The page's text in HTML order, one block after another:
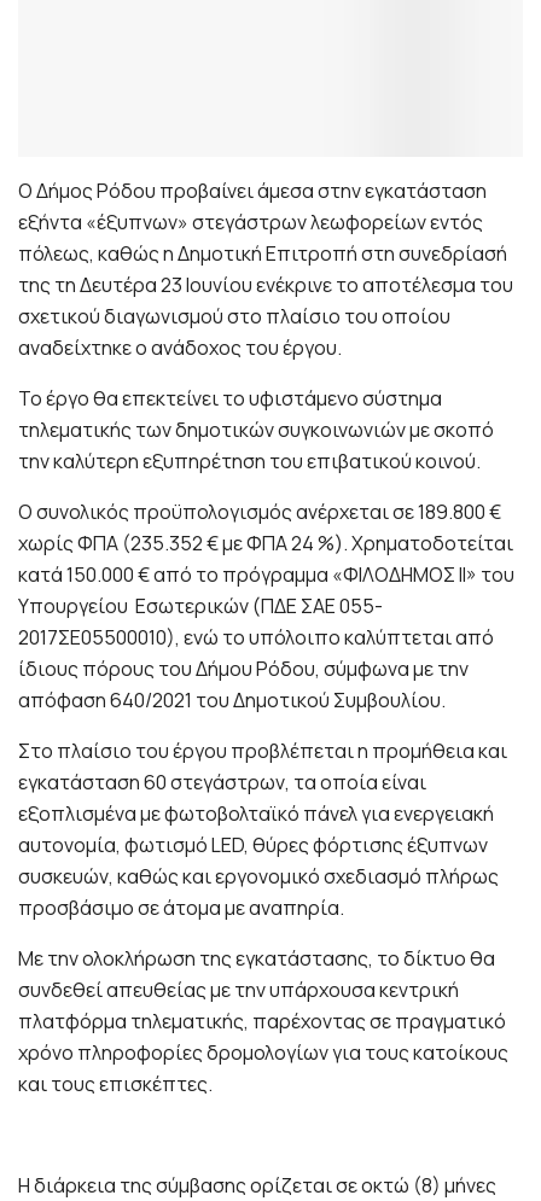
Ο Δήμος Ρόδου προβαίνει άμεσα στην εγκατάσταση
εξήντα «έξυπνων» στεγάστρων λεωφορείων εντός
πόλεως, καθώς η Δημοτική Επιτροπή στη συνεδρίασή
της τη Δευτέρα 23 Ιουνίου ενέκρινε το αποτέλεσμα του
σχετικού διαγωνισμού στο πλαίσιο του οποίου
αναδείχτηκε ο ανάδοχος του έργου.
Το έργο θα επεκτείνει το υφιστάμενο σύστημα
τηλεματικής των δημοτικών συγκοινωνιών με σκοπό
την καλύτερη εξυπηρέτηση του επιβατικού κοινού.
Ο συνολικός προϋπολογισμός ανέρχεται σε 189.800 €
χωρίς ΦΠΑ (235.352 € με ΦΠΑ 24 %). Xρηματοδοτείται
κατά 150.000 € από το πρόγραμμα «ΦΙΛΟΔΗΜΟΣ II» του
Υπουργείου Εσωτερικών (ΠΔΕ ΣΑΕ 055-
2017ΣΕ05500010), ενώ το υπόλοιπο καλύπτεται από
ίδιους πόρους του Δήμου Ρόδου, σύμφωνα με την
απόφαση 640/2021 του Δημοτικού Συμβουλίου.
Στο πλαίσιο του έργου προβλέπεται η προμήθεια και
εγκατάσταση 60 στεγάστρων, τα οποία είναι
εξοπλισμένα με φωτοβολταϊκό πάνελ για ενεργειακή
αυτονομία, φωτισμό LED, θύρες φόρτισης έξυπνων
συσκευών, καθώς και εργονομικό σχεδιασμό πλήρως
προσβάσιμο σε άτομα με αναπηρία.
Με την ολοκλήρωση της εγκατάστασης, το δίκτυο θα
συνδεθεί απευθείας με την υπάρχουσα κεντρική
πλατφόρμα τηλεματικής, παρέχοντας σε πραγματικό
χρόνο πληροφορίες δρομολογίων για τους κατοίκους
και τους επισκέπτες.
Η διάρκεια της σύμβασης ορίζεται σε οκτώ (8) μήνες